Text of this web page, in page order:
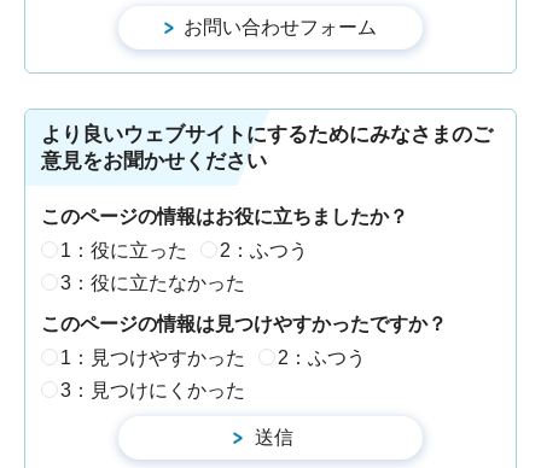
より良いウェブサイトにするためにみなさまのご
意見をお聞かせください
このページの情報はお役に立ちましたか？
1：役に立った
2：ふつう
3：役に立たなかった
このページの情報は見つけやすかったですか？
1：見つけやすかった
2：ふつう
3：見つけにくかった